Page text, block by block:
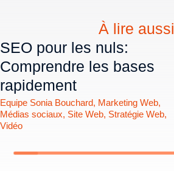
À lire aussi
SEO pour les nuls:
Comprendre les bases
rapidement
Equipe Sonia Bouchard, Marketing Web,
Médias sociaux, Site Web, Stratégie Web,
Vidéo